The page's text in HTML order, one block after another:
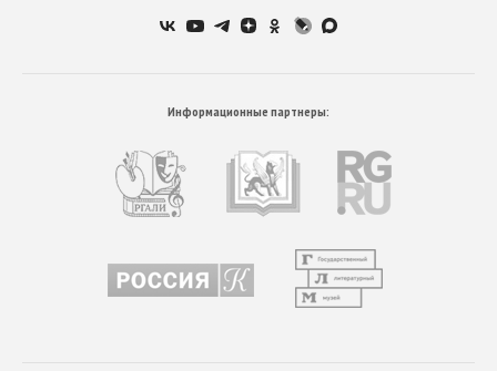
Информационные партнеры: